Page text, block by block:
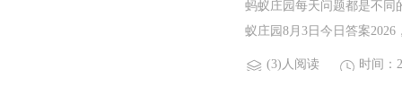
蚂蚁庄园每天问题都是不同
蚁庄园8月3日今日答案
(3)人阅读 时间：